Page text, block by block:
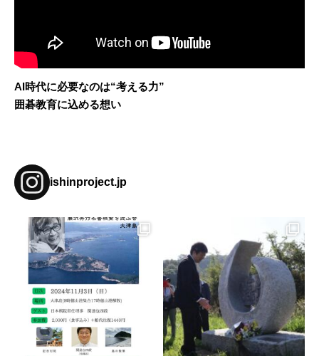
AI時代に必要なのは“考える力”
囲碁教育に込める想い
ishinproject.jp